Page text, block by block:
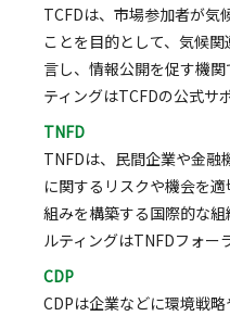
TCFDは、市場参加者が気
ことを目的として、気候
言し、情報公開を促す機
ティングはTCFDの公式サ
TNFD
TNFDは、民間企業や金融
に関するリスクや機会を
組みを構築する国際的な
ルティングはTNFDフォー
CDP
CDPは企業などに環境戦